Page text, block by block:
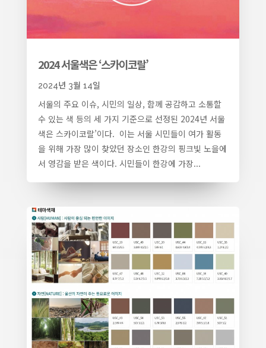
2024 서울색은 ‘스카이코랄’
2024년 3월 14일
서울의 주요 이슈, 시민의 일상, 함께 공감하고 소통할
수 있는 색 등의 세 가지 기준으로 선정된 2024년 서울
색은 스카이코랄’이다. 이는 서울 시민들이 여가 활동
을 위해 가장 많이 찾았던 장소인 한강의 핑크빛 노을에
서 영감을 받은 색이다. 시민들이 한강에 가장...